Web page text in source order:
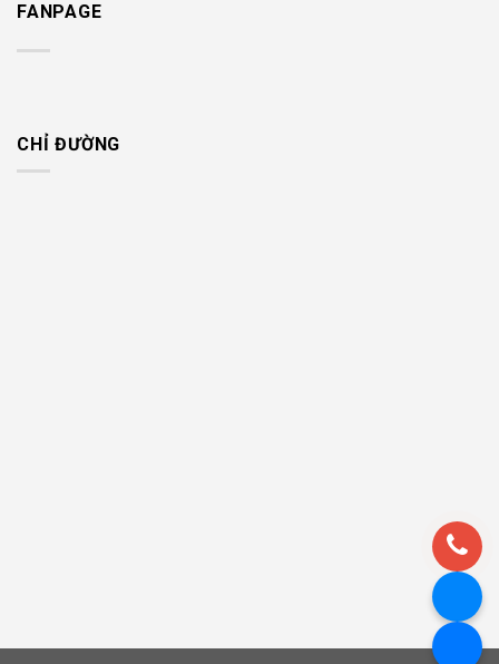
FANPAGE
CHỈ ĐƯỜNG